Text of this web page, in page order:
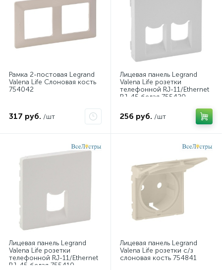
Рамка 2-постовая Legrand
Valena Life Слоновая кость
754042
317 руб. /шт
Лицевая панель Legrand
Valena Life розетки
телефонной RJ-11/Ethernet
RJ-45 белая 755420
256 руб. /шт
Лицевая панель Legrand
Valena Life розетки
телефонной RJ-11/Ethernet
RJ-45 белая 755410
Лицевая панель Legrand
Valena Life розетки с/з
слоновая кость 754841